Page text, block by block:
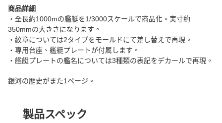
商品詳細
・全長約1000mの艦艇を1/3000スケールで商品化。実寸約
350mmの大きさになります。
・紋章については2タイプをモールドにて差し替えで再現。
・専用台座、艦艇プレートが付属します。
・艦艇プレートの艦名については3種類の表記をデカールで再現。
銀河の歴史がまた1ページ。
製品スペック